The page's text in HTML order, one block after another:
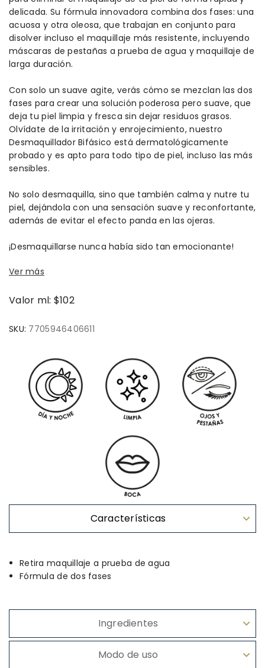
delicada. Su fórmula innovadora combina dos fases: una
acuosa y otra oleosa, que trabajan en conjunto para
disolver incluso el maquillaje más resistente, incluyendo
máscaras de pestañas a prueba de agua y maquillaje de
larga duración.
Con solo un suave agite, verás cómo se mezclan las dos
fases para crear una solución poderosa pero suave, que
deja tu piel limpia y fresca sin dejar residuos grasos.
Olvídate de la irritación y enrojecimiento, nuestro
Desmaquillador Bifásico está dermatológicamente
probado y es apto para todo tipo de piel, incluso las más
sensibles.
No solo desmaquilla, sino que también calma y nutre tu
piel, dejándola con una sensación suave y reconfortante,
además de evitar el efecto panda en las ojeras.
¡Desmaquillarse nunca había sido tan emocionante!
Ver más
Valor ml: $102
SKU: 7705946406611
Características
Retira maquillaje a prueba de agua
Fórmula de dos fases
Ingredientes
Modo de uso